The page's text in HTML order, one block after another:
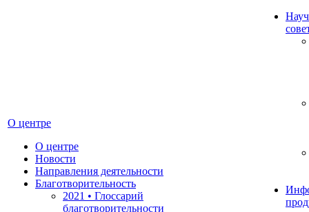
О центре
О центре
Новости
Направления деятельности
Благотворительность
2021 • Глоссарий
благотворительности